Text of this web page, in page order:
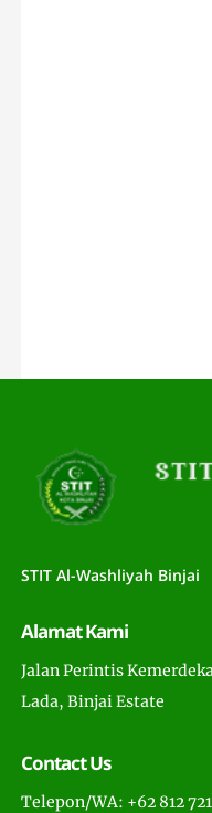
STIT Al-Washliyah Binjai
Alamat Kami
Jalan Perintis
Lada, Binjai Estate
Contact Us
Telepon/WA: +62 812